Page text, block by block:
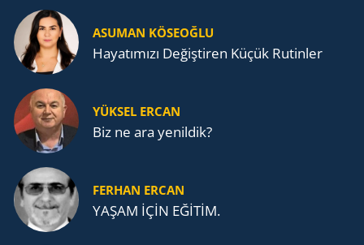
ASUMAN KÖSEOĞLU
Ha­ya­tı­mı­zı De­ğiş­ti­ren Küçük Ru­tin­ler
YÜKSEL ERCAN
Biz ne ara yenildik?
FERHAN ERCAN
YAŞAM İÇİN EĞİTİM.